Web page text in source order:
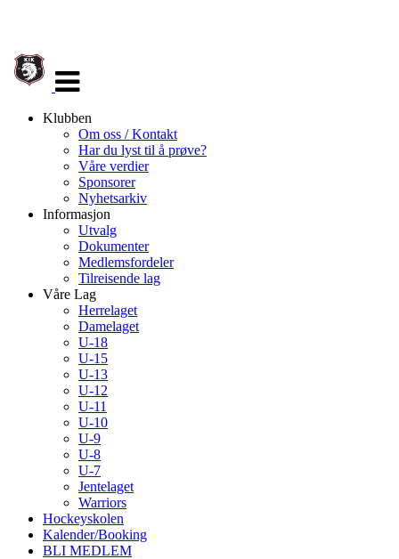
navigasjon
Klubben
Om oss / Kontakt
Har du lyst til å prøve?
Våre verdier
Sponsorer
Nyhetsarkiv
Informasjon
Utvalg
Dokumenter
Medlemsfordeler
Tilreisende lag
Våre Lag
Herrelaget
Damelaget
U-18
U-15
U-13
U-12
U-11
U-10
U-9
U-8
U-7
Jentelaget
Warriors
Hockeyskolen
Kalender/Booking
BLI MEDLEM